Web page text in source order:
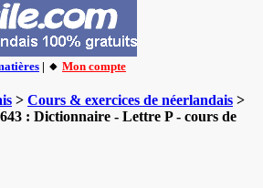
| 🔸 Mon compte
> Cours & exercices de néerlandais >
: Dictionnaire - Lettre P - cours de